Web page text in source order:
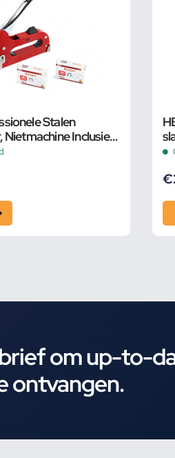
Stalen
Nietmachine Inclusief
€
om up-to-
ontvangen.